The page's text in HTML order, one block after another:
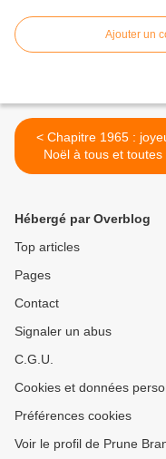
Ajouter un
< Chapitre 1965 : joyeux
Hébergé par Overblog
Top articles
Pages
Contact
Signaler un abus
C.G.U.
Cookies et données
Préférences cookies
Voir le profil de Prune